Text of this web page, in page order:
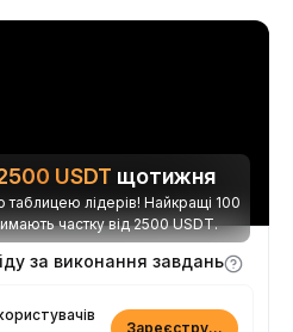
USDT щотижня
лідерів! Найкращі 100
частку від 2500 USDT.
за виконання завдань
Зареєструватися